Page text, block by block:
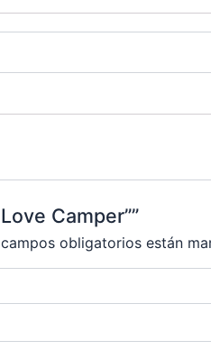
Camper””
obligatorios están